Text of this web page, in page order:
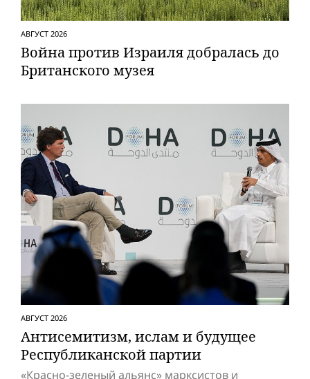
АВГУСТ 2026
Вой­на против Израиля добралась до
Британского музея
АВГУСТ 2026
Антисемитизм, ислам и будущее
Респуб­ликанской партии
«Красно-зеленый альянс» марксистов и